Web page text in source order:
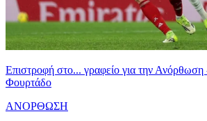
Επιστροφή στο... γραφείο για την
Φουρτάδο
ΑΝΟΡΘΩΣΗ